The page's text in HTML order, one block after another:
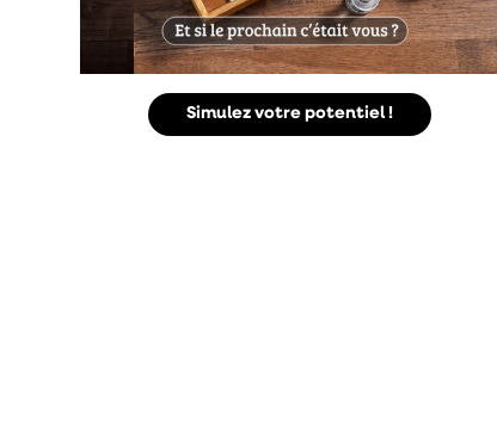
Simulez votre potentiel !